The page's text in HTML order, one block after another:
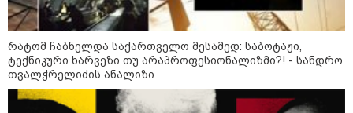
რა უნდა გავაკეთოთ პირველ
რიგში შუქის გამორთვისას: 5
მნიშვნელოვანი ნაბიჯი
რატომ ჩაბნელდა საქართველო მესამედ: საბოტაჟი,
ტექნიკური ხარვეზი თუ არაპროფესიონალიზმი?! - სანდრო
თვალჭრელიძის ანალიზი